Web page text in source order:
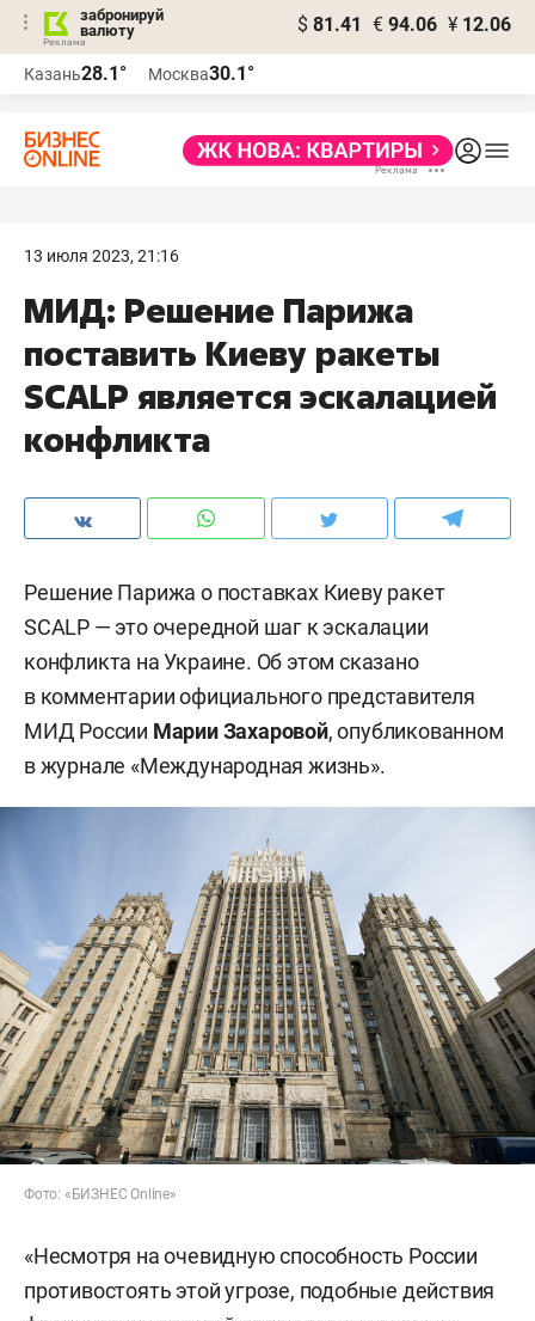
забронируй
валюту
$ 81.41 € 94.06 ¥ 12.06
Казань28.1° Москва30.1°
13 июля 2023, 21:16
МИД: Решение Парижа
поставить Киеву ракеты
SCALP является эскалацией
конфликта
Решение Парижа о поставках Киеву ракет
SCALP — это очередной шаг к эскалации
конфликта на Украине. Об этом сказано
в комментарии официального представителя
МИД России Марии Захаровой, опубликованном
в журнале «Международная жизнь».
Фото: «БИЗНЕС Online»
«Несмотря на очевидную способность России
противостоять этой угрозе, подобные действия